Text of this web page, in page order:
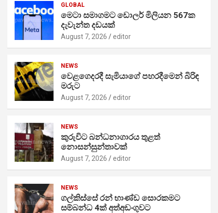
GLOBAL
මෙටා සමාගමට ඩොලර් මිලියන 567ක
දැවැන්ත දඩයක්
August 7, 2026 editor
NEWS
වෙළගෙදරදී සැමියාගේ පහරදීමෙන් බිරිඳ
මරුට
August 7, 2026 editor
NEWS
කුරුවිට බන්ධනාගාරය තුළත්
නොසන්සුන්තාවක්
August 7, 2026 editor
NEWS
ගල්කිස්සේ රන් භාණ්ඩ සොරකමට
සම්බන්ධ 4ක් අත්අඩංගුවට